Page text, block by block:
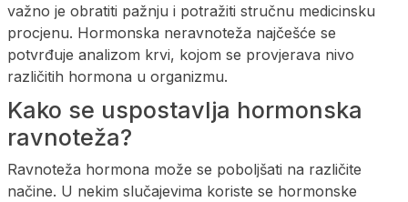
važno je obratiti pažnju i potražiti stručnu medicinsku
procjenu. Hormonska neravnoteža najčešće se
potvrđuje analizom krvi, kojom se provjerava nivo
različitih hormona u organizmu.
Kako se uspostavlja hormonska
ravnoteža?
Ravnoteža hormona može se poboljšati na različite
načine. U nekim slučajevima koriste se hormonske